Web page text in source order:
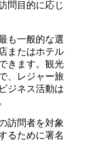
問目的に応じ
も一般的な選
またはホテル
きます。観光
、レジャー旅
ジネス活動は
訪問者を対象
るために署名